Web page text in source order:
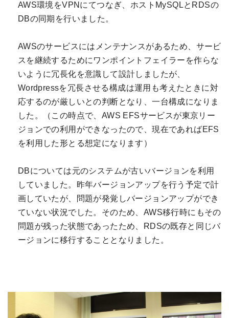
AWS環境をVPNにてつなぎ、ホストMySQLとRDSの
DBの同期を行いました。
AWSのサービスにはメンテナンスがあるため、サービ
スを継続するためにワンポイントフェイラーを作らな
いように冗長化を意識して設計しましたが、
Wordpressを冗長させる構成は運用も考えたときに対
応するのが厳しいとの判断となり、一台構成になりま
した。（この時点で、AWS EFSサービスが東京リー
ジョンでの利用ができなったので、現在であればEFS
を利用した形とる想定になります）
DBについては元のシステムが古いバージョンを利用
していました。昨年バージョンアップを行う予定で計
画していたが、問題が発覚しバージョンアップができ
ていない状況でした。そのため、AWS移行時にもその
問題が残った状態であったため、RDSの既存と同じバ
ージョンに移行することとなりました。